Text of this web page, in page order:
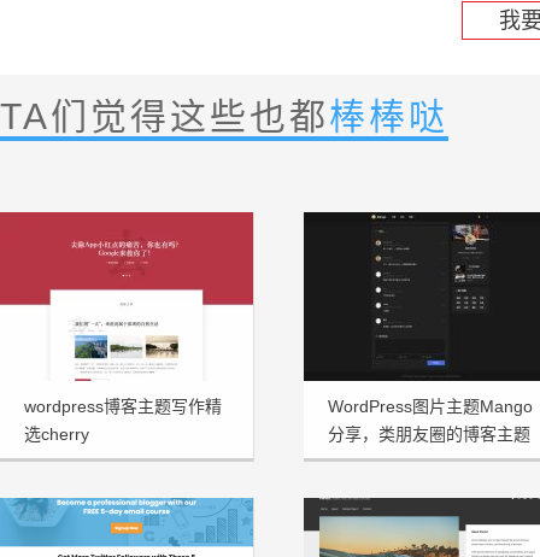
我
TA们觉得这些也都棒棒哒
wordpress博客主题写作精
选cherry
WordPress图片主题Mango
分享，类朋友圈的博客主题